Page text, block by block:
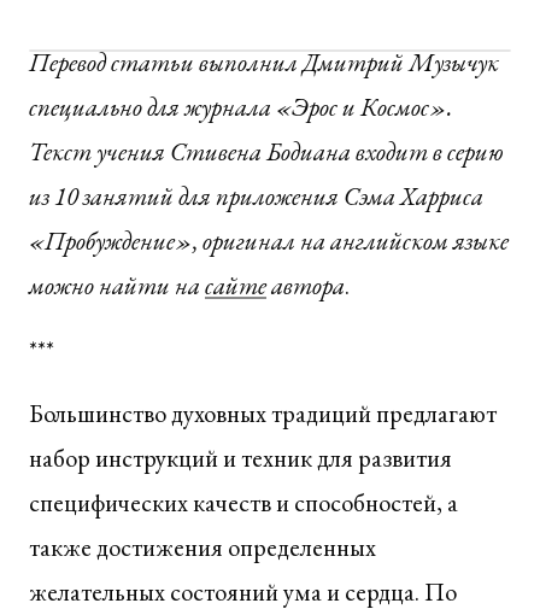
Перевод статьи выполнил Дмитрий Музычук
специально для журнала «Эрос и Космос».
Текст учения Стивена Бодиана входит в серию
из 10 занятий для приложения Сэма Харриса
«Пробуждение», оригинал на английском языке
можно найти насайтеавтора.
***
Большинство духовных традиций предлагают
набор инструкций и техник для развития
специфических качеств и способностей, а
также достижения определенных
желательных состояний ума и сердца. По